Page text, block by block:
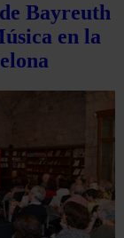
Bayreuth
en la